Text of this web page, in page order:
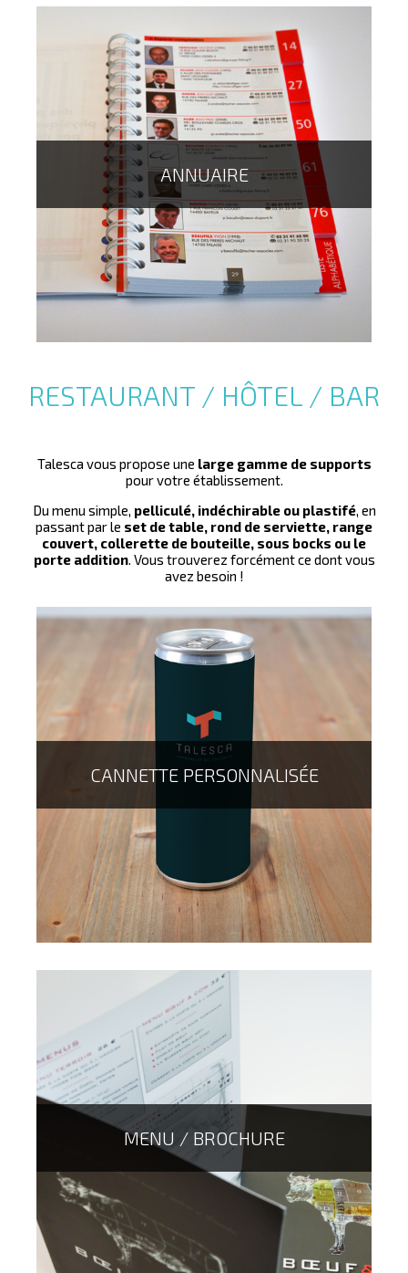
La brochure dos carré collé, est idéal pour la réalisation
de vos catalogues et livres.
ANNUAIRE
Annuaire de 248 pages (pour ce modèle) avec reliure
Wire'O et encoches répertoires.
RESTAURANT / HÔTEL / BAR
Talesca vous propose une large gamme de supports
pour votre établissement.
Du menu simple, pelliculé, indéchirable ou plastifé, en
passant par le set de table, rond de serviette, range
couvert, collerette de bouteille, sous bocks ou le
porte addition. Vous trouverez forcément ce dont vous
avez besoin !
CANNETTE PERSONNALISÉE
La cannette personnalisable (25cl) est un support de
communication originale, qui vous permet d'accueillir
vos clients, avec des boissons à vos couleurs (cola,
taurine, multi fruits...)
MENU / BROCHURE